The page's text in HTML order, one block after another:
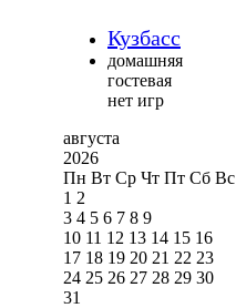
Кузбасс
домашняя
гостевая
нет игр
августа
2026
Пн Вт Ср Чт Пт Сб Вс
1 2
3 4 5 6 7 8 9
10 11 12 13 14 15 16
17 18 19 20 21 22 23
24 25 26 27 28 29 30
31